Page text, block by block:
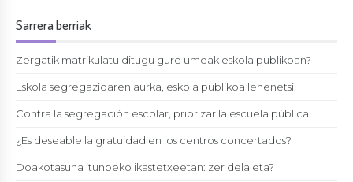
Sarrera berriak
Zergatik matrikulatu ditugu gure umeak eskola publikoan?
Eskola segregazioaren aurka, eskola publikoa lehenetsi.
Contra la segregación escolar, priorizar la escuela pública.
¿Es deseable la gratuidad en los centros concertados?
Doakotasuna itunpeko ikastetxeetan: zer dela eta?